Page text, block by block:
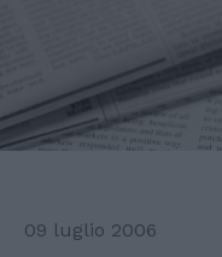
09 luglio 2006